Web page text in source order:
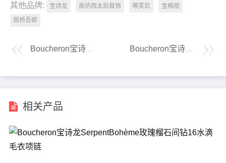
其他品牌: 宝诗龙 高仿西太后首饰 蒂芙尼
宝格丽
高桥吾郎
Boucheron宝诗龙细排钻戒指
相关产品